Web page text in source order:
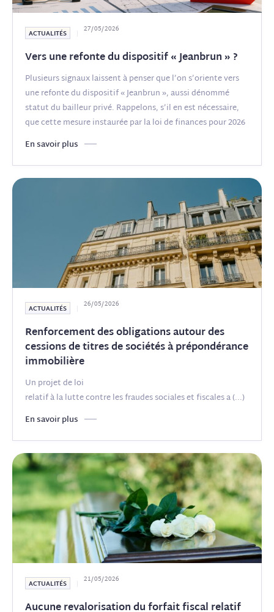
ACTUALITÉS 27/05/2026
Vers une refonte du dispositif « Jeanbrun » ?
Plusieurs signaux laissent à penser que l’on s’oriente vers
une refonte du dispositif « Jeanbrun », aussi dénommé
statut du bailleur privé. Rappelons, s’il en est nécessaire,
que cette mesure instaurée par la loi de finances pour 2026
vise à
(...)
En savoir plus
ACTUALITÉS 26/05/2026
Renforcement des obligations autour des
cessions de titres de sociétés à prépondérance
immobilière
Un projet de loi
relatif à la lutte contre les fraudes sociales et fiscales a(...)
En savoir plus
ACTUALITÉS 21/05/2026
Aucune revalorisation du forfait fiscal relatif